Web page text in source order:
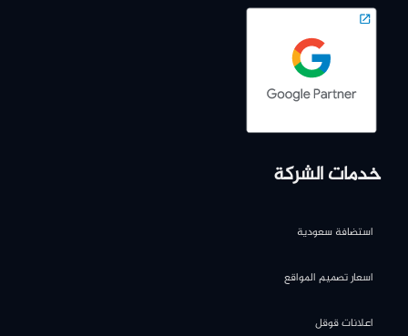
خدمات الشركة
استضافة سعودية
اسعار تصميم المواقع
اعلانات قوقل